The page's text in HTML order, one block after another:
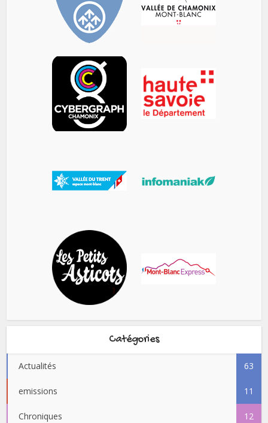
Catégories
Actualités 63
emissions 11
Chroniques 12